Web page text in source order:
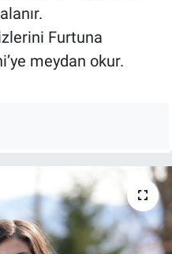
Furtuna
meydan okur.